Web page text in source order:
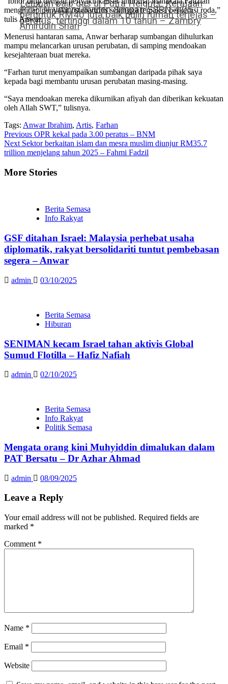
Letupan paip gas di Putra Heights: Kerajaan
peruntuk RM40 juta baik pulih rumah terjejas –
Amirudin Shari
PTPTN umum dividen Simpan SSPN 4.05
peratus, tertinggi dalam 10 tahun – Zambry
menghidap penyakit osteoartritis sehingga terpaksa berkerusi roda,”
tulis Anwar.
Menerusi hantaran sama, Anwar berharap sumbangan dihulurkan
mampu melancarkan urusan perubatan, di samping mendoakan
kesejahteraan buat mereka.
“Farhan turut menyampaikan sumbangan daripada pihak saya
kepada bagi membantu urusan perubatan masing-masing.
“Saya mendoakan mereka dikurnikan afiyah dan diberikan kekuatan
oleh Allah SWT,” tulisnya.
Tags: Anwar Ibrahim, Artis, Farhan
Continue
Reading
Previous OPR kekal pada 3.00 peratus – BNM
Next Sektor berkaitan islam dan mesra muslim diunjur RM35.7
trillion menjelang tahun 2025 – Fahmi Fadzil
More Stories
Berita Semasa
Info Rakyat
GSF ditahan Israel: Malaysia perhebat usaha
diplomatik, rakyat bersolidariti tuntut pembebasan
segera – Anwar
admin 03/10/2025
Berita Semasa
Hiburan
SENIMAN kecam Israel tahan aktivis Global
Sumud Flotilla – Hafiz Nafiah
admin 02/10/2025
Berita Semasa
Info Rakyat
Politik Semasa
Mengata orang kini Muhyiddin dimalukan dalam
PAT Bersatu – Dr Azhar Ahmad
admin 08/09/2025
Leave a Reply
Your email address will not be published. Required fields are
marked *
Comment *
Name *
Email *
Website